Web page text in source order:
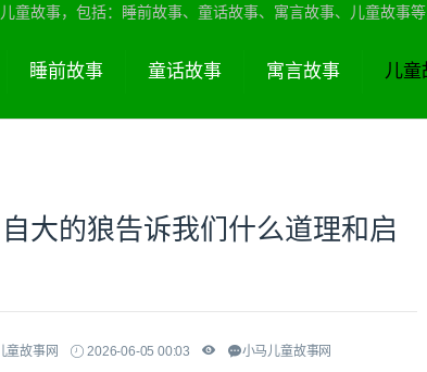
童故事，包括：睡前故事、童话故事、寓言故事、儿童故事
睡前故事 童话故事 寓言故事 儿童
大的狼告诉我们什么道理和启
童故事网 2026-06-05 00:03 小马儿童故事网